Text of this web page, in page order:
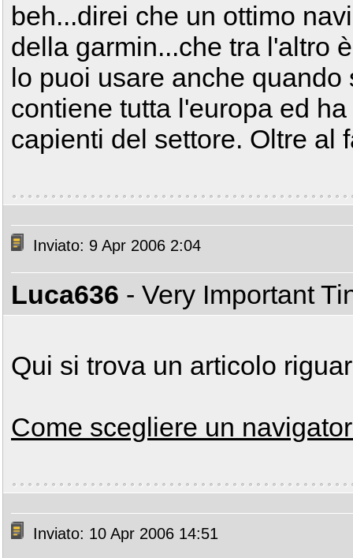
beh...direi che un ottimo
della garmin...che tra l'altro
lo puoi usare anche
contiene tutta l'europa ed
capienti del settore. Oltre al
Inviato: 9 Apr 2006 2:04
Luca636 - Very Important
Qui si trova un articolo
Come scegliere un
Inviato: 10 Apr 2006 14:51